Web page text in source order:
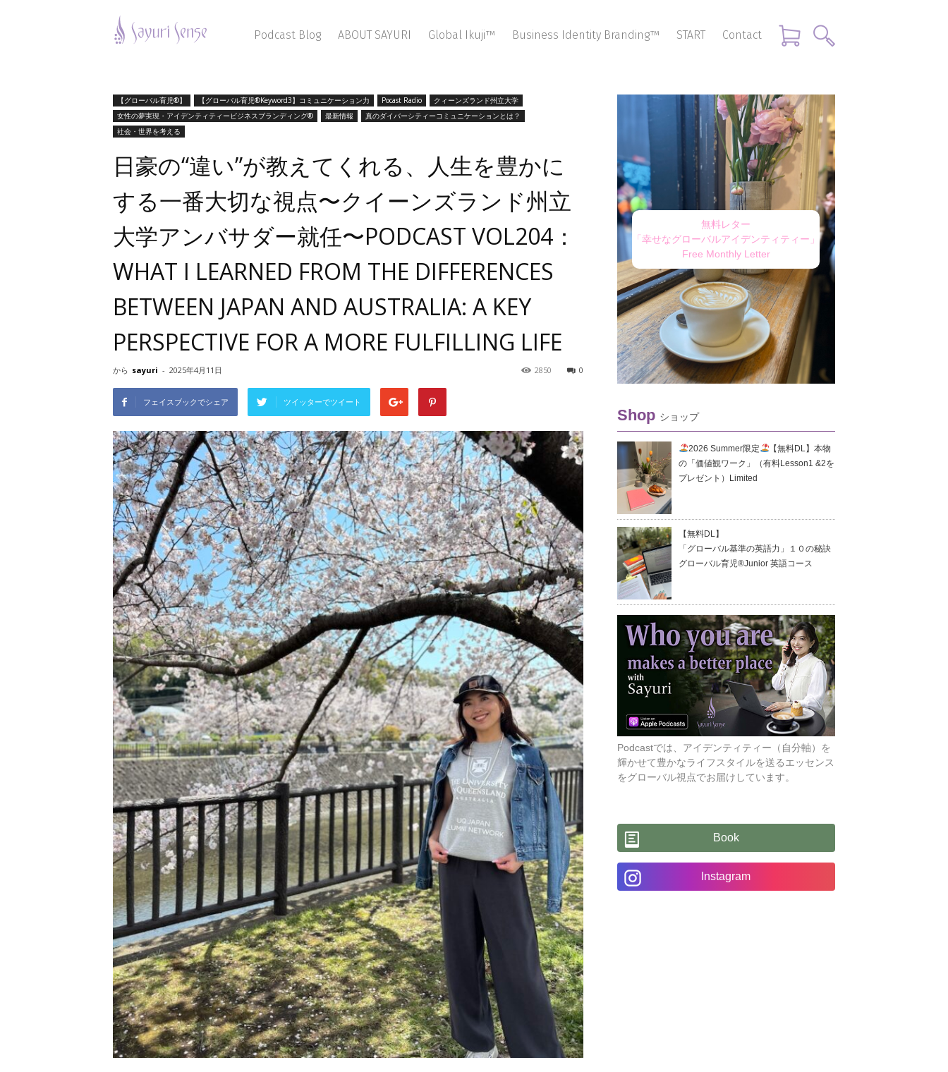
Podcast Blog
ABOUT SAYURI Global Ikuji™ Business Identity Branding™ START Contact
【グローバル育児®】 【グローバル育児®Keyword3】コミュニケーション力 Pocast Radio
クィーンズランド州立大学
女性の夢実現・アイデンティティービジネスブランディング®︎
最新情報
真のダイバーシティーコミュニケーションとは？
社会・世界を考える
日豪の“違い”が教えてくれる、人生を豊かに
する一番大切な視点〜クイーンズランド州立
大学アンバサダー就任〜PODCAST VOL204：
WHAT I LEARNED FROM THE DIFFERENCES
BETWEEN JAPAN AND AUSTRALIA: A KEY
PERSPECTIVE FOR A MORE FULFILLING LIFE
から sayuri - 2025年4月11日 0
2850
フェイスブックでシェア ツイッターでツイート
無料レター
「幸せなグローバルアイデンティティー」
Free Monthly Letter
Shop ショップ
2026 Summer限定
【無料DL】本物
の「価値観ワーク」（有料Lesson1 &2を
プレゼント）Limited
【無料DL】
「グローバル基準の英語力」１０の秘訣
グローバル育児®Junior 英語コース
Podcastでは、アイデンティティー（自分軸）を
輝かせて豊かなライフスタイルを送るエッセンス
をグローバル視点でお届けしています。
Book
Instagram